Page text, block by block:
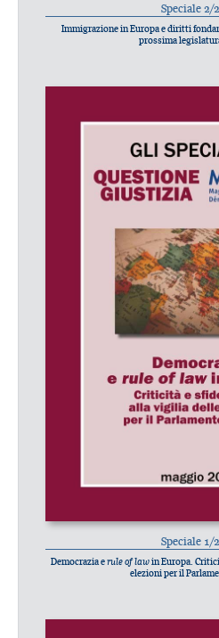
Speciale 2/
Immigrazione in Europa e diritti
prossima
Speciale 1/
Democrazia erule of lawin Europa.
elezioni per il